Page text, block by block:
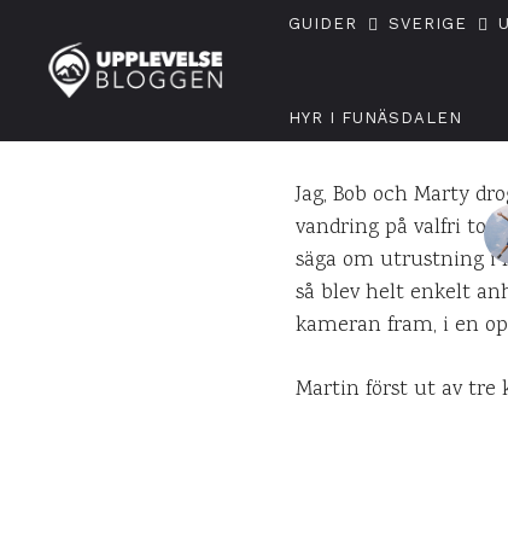
GUIDER SVERIGE
HYR I FUNÄSDALEN
Jag, Bob och Marty
vandring på valfri
säga om utrustning i
så blev helt enkelt
kameran fram, i en
Martin först ut av tre